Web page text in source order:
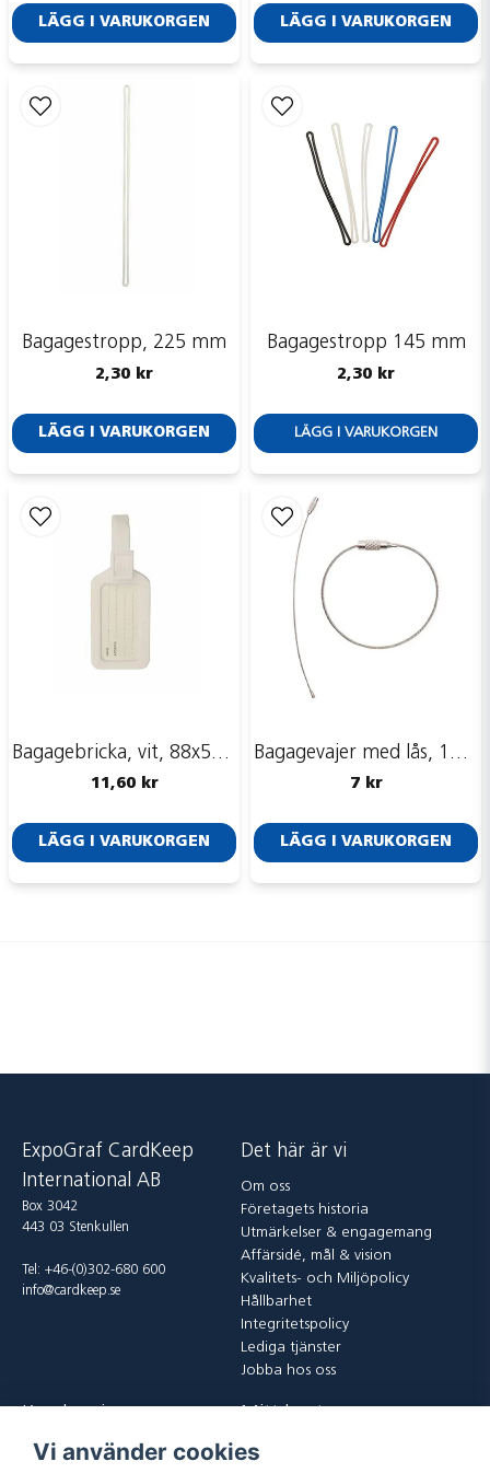
Skicka fråga
LÄGG I VARUKORGEN LÄGG I VARUKORGEN
Bagagestropp, 225 mm
2,30 kr
LÄGG I VARUKORGEN
Bagagestropp 145 mm
2,30 kr
LÄGG I VARUKORGEN
Bagagebricka, vit, 88x53 mm
11,60 kr
LÄGG I VARUKORGEN
Bagagevajer med lås, 160 mm
7 kr
LÄGG I VARUKORGEN
ExpoGraf CardKeep
International AB
Box 3042
443 03 Stenkullen
Tel: +46-(0)302-680 600
info@cardkeep.se
Det här är vi
Om oss
Företagets historia
Utmärkelser & engagemang
Affärsidé, mål & vision
Kvalitets- och Miljöpolicy
Hållbarhet
Integritetspolicy
Lediga tjänster
Jobba hos oss
Kontakta oss
Logga in
Vi använder cookies